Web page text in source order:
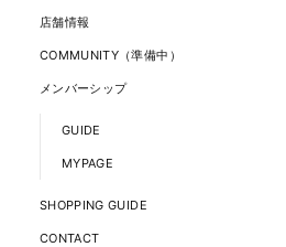
店舗情報
COMMUNITY（準備中）
メンバーシップ
GUIDE
MYPAGE
SHOPPING GUIDE
CONTACT